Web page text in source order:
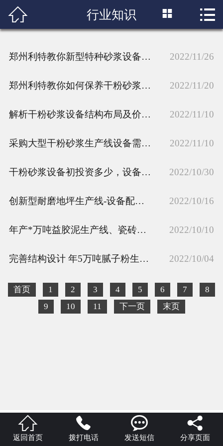
 首页
工程案例
新闻资讯
关于我们
技术支持
 行业知识  
郑州利特教你新型特种砂浆设备正确的试机顺序 2022/11/26
郑州利特教你如何保养干粉砂浆设备-NE板链提升机 2022/11/20
解析干粉砂浆设备结构布局及价格因素 2022/11/10
采购大型干粉砂浆生产线设备需要注意哪些问题? 2022/11/10
干粉砂浆设备初投资多少，设备类型? 2022/10/30
创新型耐磨地坪生产线-设备配置及场地要求 2022/10/16
年产*万吨益胶泥生产线、瓷砖粘接剂设备特点 2022/10/10
完善结构设计 年5万吨腻子粉生产线提高产能1.5倍 2022/10/04
首页 1 2 3 4 5 6 7
8
9
10 11 下一页 末页

返回首页

拨打电话

发送短信

分享页面